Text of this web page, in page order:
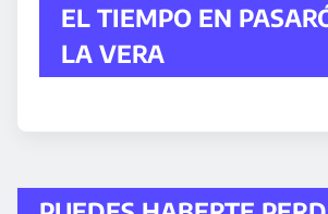
EL TIEMPO EN
LA VERA